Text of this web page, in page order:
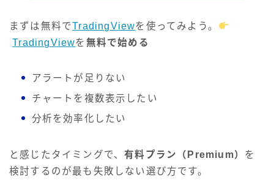
まずは無料でTradingViewを使ってみよう。
TradingViewを 無料で始める
アラートが足りない
チャートを複数表示したい
分析を効率化したい
と感じたタイミングで、有料プラン（Premium） を
検討するのが最も失敗しない選び方です。